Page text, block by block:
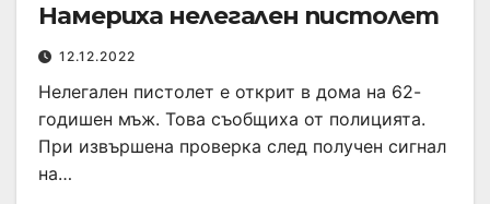
Намериха нелегален пистолет
12.12.2022
Нелегален пистолет е открит в дома на 62-
годишен мъж. Това съобщиха от полицията.
При извършена проверка след получен сигнал
на…